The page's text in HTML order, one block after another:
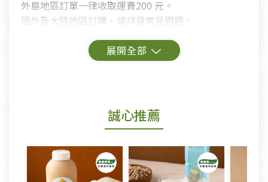
外島地區訂單一律收取運費200 元。
國外及大陸地區訂購，請詳見常見問題。
鑑賞期商品說明：
若您購買的商品有下列「不適用七天鑑賞期商品」情
形者，除商品瑕疵以外，恕不接受退換貨.
依消保法之規定提供該商品七天免費鑑賞期(含例假
日)的服務，原則上若商品未經使用或被汙損(除商品
瑕疵)，一般皆可申請退換貨。
誠心推薦